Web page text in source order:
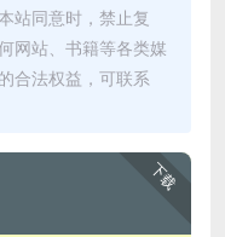
站同意时，禁止复
网站、书籍等各类媒
合法权益，可联系
下载